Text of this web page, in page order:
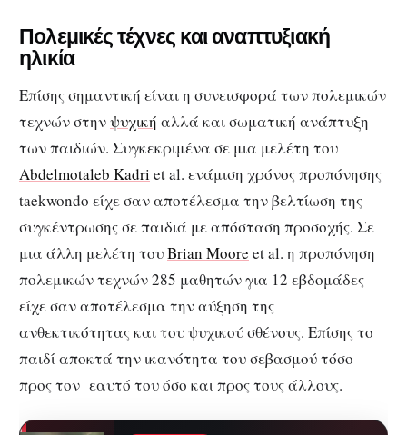
Πολεμικές τέχνες και αναπτυξιακή
ηλικία
Επίσης σημαντική είναι η συνεισφορά των πολεμικών
τεχνών στηνψυχική αλλά και σωματική ανάπτυξη
των παιδιών. Συγκεκριμένα σε μια μελέτη του
Abdelmotaleb Kadri et al. ενάμιση χρόνος προπόνησης
taekwondo είχε σαν αποτέλεσμα την βελτίωση της
συγκέντρωσης σε παιδιά με απόσταση προσοχής. Σε
μια άλλη μελέτη τουBrian Moore et al. η προπόνηση
πολεμικών τεχνών 285 μαθητών για 12 εβδομάδες
είχε σαν αποτέλεσμα την αύξηση της
ανθεκτικότητας και του ψυχικού σθένους. Επίσης το
παιδί αποκτά την ικανότητα του σεβασμού τόσο
προς τον εαυτό του όσο και προς τους άλλους.